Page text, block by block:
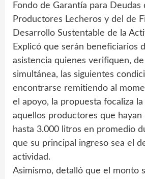
Fondo de Garantía para Deudas
Productores Lecheros y del de
Desarrollo Sustentable de la
Explicó que serán beneficiarios
asistencia quienes verifiquen,
simultánea, las siguientes
encontrarse remitiendo al
el apoyo, la propuesta focaliza
aquellos productores que
hasta 3.000 litros en promedio
que su principal ingreso sea el
actividad.
Asimismo, detalló que el monto